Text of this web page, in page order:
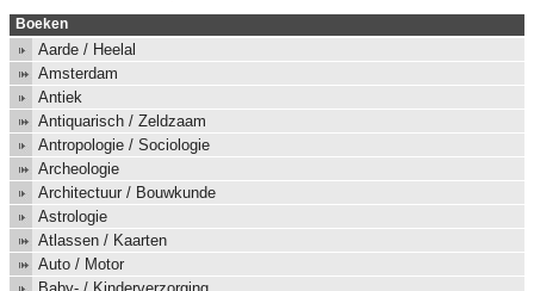
Boeken
Aarde / Heelal
Amsterdam
Antiek
Antiquarisch / Zeldzaam
Antropologie / Sociologie
Archeologie
Architectuur / Bouwkunde
Astrologie
Atlassen / Kaarten
Auto / Motor